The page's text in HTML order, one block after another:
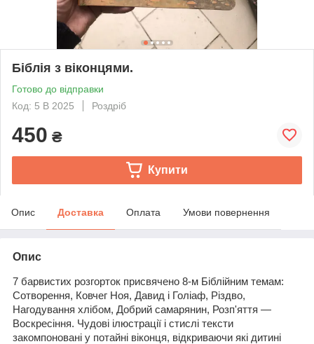
Біблія з віконцями.
Готово до відправки
Код: 5 В 2025
Роздріб
450 ₴
Купити
Опис Доставка Оплата Умови повернення
Опис
7 барвистих розгорток присвячено 8-м Біблійним темам:
Сотворення, Ковчег Ноя, Давид і Голіаф, Різдво,
Нагодування хлібом, Добрий самарянин, Розп'яття —
Воскресіння. Чудові ілюстрації і стислі тексти
закомпоновані у потайні віконця, відкриваючи які дитині